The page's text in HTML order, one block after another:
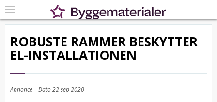
ROBUSTE RAMMER BESKYTTER
EL-INSTALLATIONEN
Annonce – Dato22 sep 2020